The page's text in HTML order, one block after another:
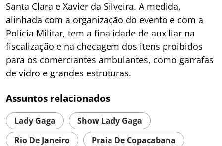
Santa Clara e Xavier da Silveira. A medida,
alinhada com a organização do evento e com a
Polícia Militar, tem a finalidade de auxiliar na
fiscalização e na checagem dos itens proibidos
para os comerciantes ambulantes, como garrafas
de vidro e grandes estruturas.
Assuntos relacionados
Lady Gaga
Show Lady Gaga
Rio De Janeiro
Praia De Copacabana